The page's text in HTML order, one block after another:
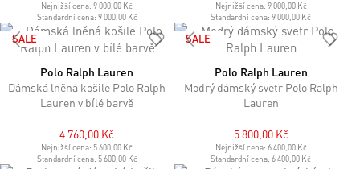
Nejnižší cena:9 000,00 Kč
Standardní cena: 9 000,00 Kč
Nejnižší cena: 9 000,00 Kč
Standardní cena:9 000,00 Kč
SALE
Polo Ralph Lauren
Dámská lněná košile Polo Ralph
Lauren v bílé barvě
4 760,00 Kč
Nejnižší cena: 5 600,00 Kč
Standardní cena: 5 600,00 Kč
SALE
Polo Ralph Lauren
Modrý dámský svetr Polo Ralph
Lauren
5 800,00 Kč
Nejnižší cena: 6 400,00 Kč
Standardní cena:6 400,00 Kč